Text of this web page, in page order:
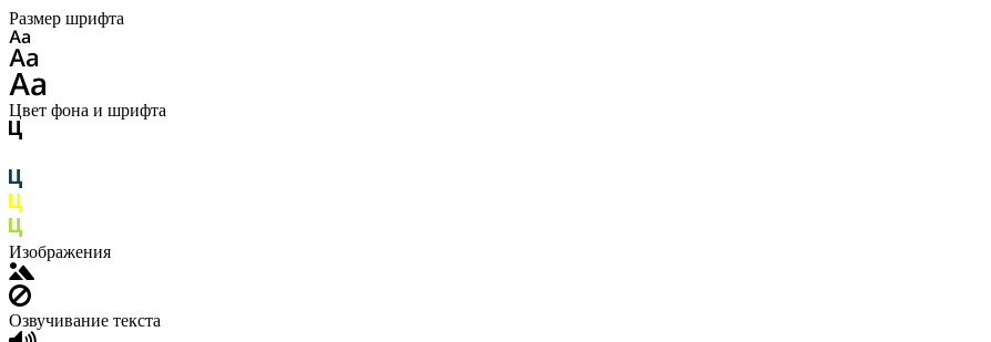
Размер шрифта
Цвет фона и шрифта
Изображения
Озвучивание текста